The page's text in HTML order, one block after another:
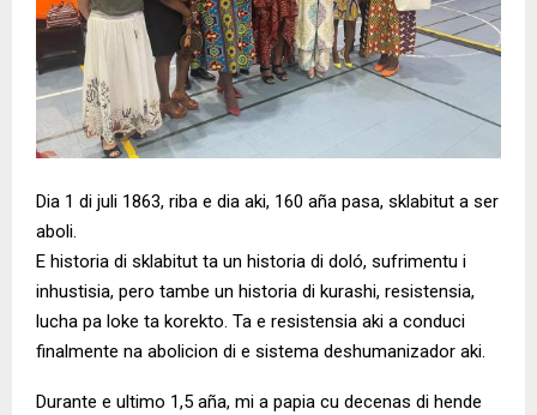
Dia 1 di juli 1863, riba e dia aki, 160 aña pasa, sklabitut a ser
aboli.
E historia di sklabitut ta un historia di doló, sufrimentu i
inhustisia, pero tambe un historia di kurashi, resistensia,
lucha pa loke ta korekto. Ta e resistensia aki a conduci
finalmente na abolicion di e sistema deshumanizador aki.
Durante e ultimo 1,5 aña, mi a papia cu decenas di hende